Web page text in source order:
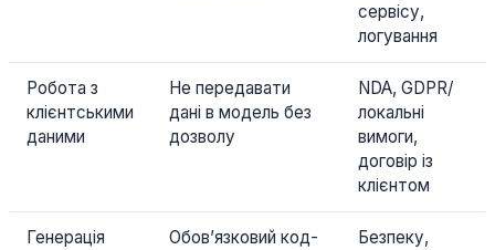
сервісу,
логування
Робота з
клієнтськими
даними
Не передавати
дані в модель без
дозволу
NDA, GDPR/
локальні
вимоги,
договір із
клієнтом
Генерація
Обов’язковий код-
Безпеку,